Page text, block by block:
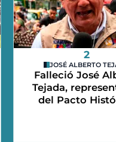
2
JOSÉ ALBERTO
Falleció José
Tejada,
del Pacto